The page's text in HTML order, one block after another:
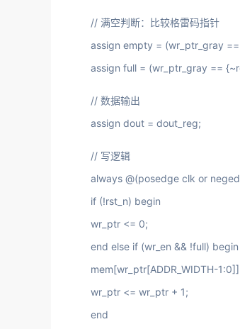
// 满空判断：比较格雷码指针
assign empty = (wr_ptr_gray
assign full = (wr_ptr_gray ==
// 数据输出
assign dout = dout_reg;
// 写逻辑
always @(posedge clk or
if (!rst_n) begin
wr_ptr <= 0;
end else if (wr_en && !full) begin
mem[wr_ptr[ADDR_WIDTH-
wr_ptr <= wr_ptr + 1;
end